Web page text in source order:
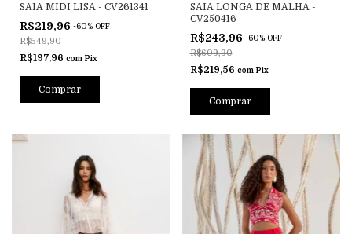
SAIA MIDI LISA - CV261341
R$219,96 -60% OFF
R$549,90
R$197,96 com Pix
Comprar
SAIA LONGA DE MALHA -
CV250416
R$243,96 -60% OFF
R$609,90
R$219,56 com Pix
Comprar